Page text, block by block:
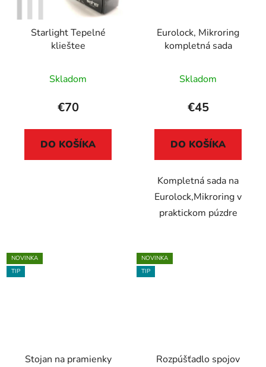
Starlight Tepelné
klieštee
Skladom
€70
DO KOŠÍKA
Eurolock, Mikroring
kompletná sada
Skladom
€45
DO KOŠÍKA
Kompletná sada na
Eurolock,Mikroring v
praktickom púzdre
NOVINKA
TIP
Stojan na pramienky
NOVINKA
TIP
Rozpúšťadlo spojov